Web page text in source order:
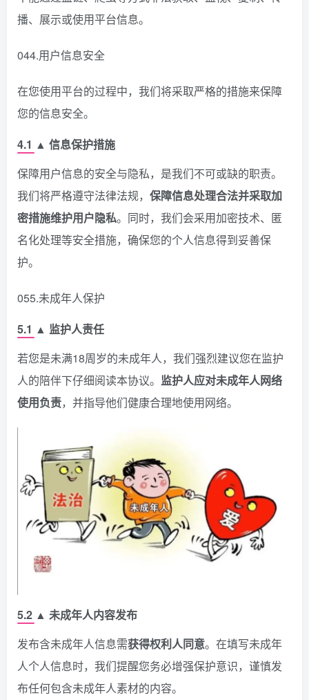
播、展示或使用平台信息。
044.用户信息安全
在您使用平台的过程中，我们将采取严格的措施来保障
您的信息安全。
4.1 ▲ 信息保护措施
保障用户信息的安全与隐私，是我们不可或缺的职责。
我们将严格遵守法律法规， 保障信息处理合法并采取加
密措施维护用户隐私。同时，我们会采用加密技术、匿
名化处理等安全措施，确保您的个人信息得到妥善保
护。
055.未成年人保护
5.1 ▲ 监护人责任
若您是未满18周岁的未成年人，我们强烈建议您在监护
人的陪伴下仔细阅读本协议。 监护人应对未成年人网络
使用负责，并指导他们健康合理地使用网络。
5.2 ▲ 未成年人内容发布
发布含未成年人信息需获得权利人同意。在填写未成年
人个人信息时，我们提醒您务必增强保护意识，谨慎发
布任何包含未成年人素材的内容。